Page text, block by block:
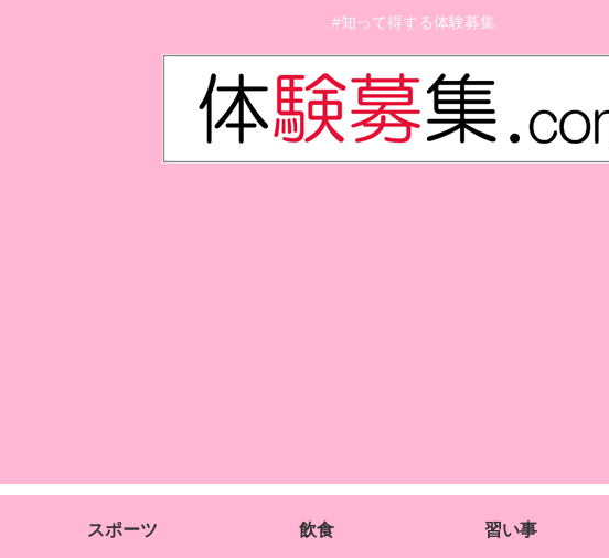
#知って得する体験募集
スポーツ 飲食 習い事